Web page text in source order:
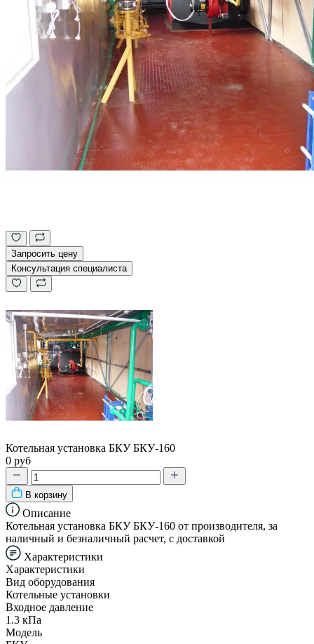
Запросить цену
Консультация специалиста
Котельная установка БКУ БКУ-160
0 руб
В корзину
Описание
Котельная установка БКУ БКУ-160 от производителя, за
наличный и безналичный расчет, с доставкой
Характеристики
Характеристики
Вид оборудования
Котельные установки
Входное давление
1.3 кПа
Модель